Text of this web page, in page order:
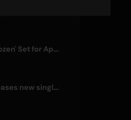
TV Anime 'Shozen' Set for April 2027 Premiere on Fuji TV
Sagiri Sol releases new single 'next to your love' after hiatus